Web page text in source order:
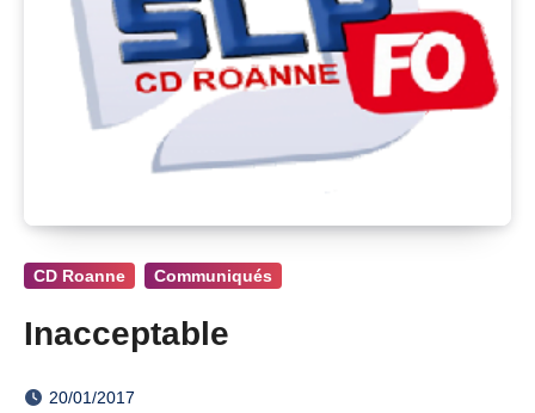
CD Roanne Communiqués
Inacceptable
20/01/2017